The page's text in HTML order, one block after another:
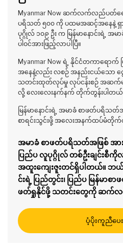
Myanmar Now ဆက်လက်လည်ပတ်ရ
ပရိသတ် ၅၀၀ ကို ပထမအဆင့်အနေနဲ့ ရှ
ပုဂ္ဂိုလ် ၁၀၉ ဦး က မြန်မာနောင်းရဲ့
ပါဝင်အားဖြည့်လာပါပြီ။
Myanmar Now ရဲ့ နိုင်ငံတကာရော
အနေနဲ့လည်း လစဉ် အနည်းငယ်သော ငွ
သတင်းထုတ်လုပ်မှု လုပ်ငန်းစဉ် အဆက်မပြ
လို့ လေးလေးနက်နက် တိုက်တွန်းပါတယ်
မြန်မာနောင်းရဲ့ အမာခံ စာဖတ်ပရိသ
စာရင်းသွင်းဖို့ အလေးအနက်ထပ်မံတိုက်တွန်
အမာခံ စာဖတ်ပရိသတ်အဖြစ် အာ
ပြည်ပ လူပုဂ္ဂိုလ် တစ်ဦးချင်းစီကို
အထူးကျေးဇူးတင်ရှိပါတယ်။ ဘယ်လို
င်းရဲ့ ပြည်တွင်း၊ ပြည်ပ မြန်မ
ဖတ်ရှုနိုင်ဖို့ သတင်းတွေကို ဆက်လက်
ပံ့ပိုးကူညီပေး